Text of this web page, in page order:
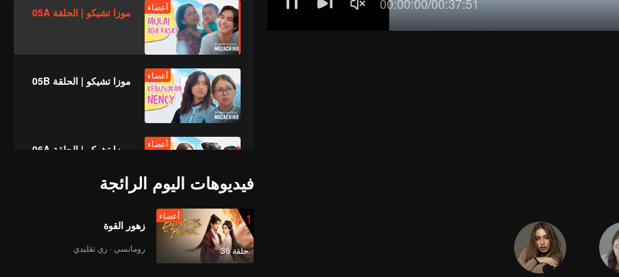
أعضاء موزا تشيكو | الحلقة 05A
أعضاء موزا تشيكو | الحلقة 05B
أعضاء موزا تشيكو | الحلقة 06A
أعضاء موزا تشيكو | الحلقة 06B
فيديوهات اليوم الرائجة
1
حلقة 36
أعضاء
زهور القوة
رومانسي · زي تقليدي